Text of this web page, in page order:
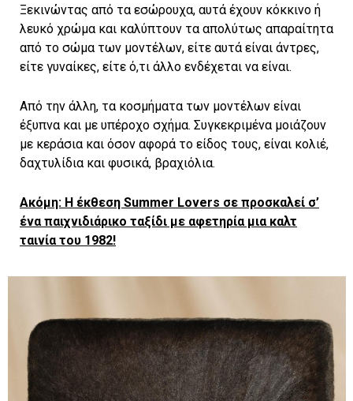
Ξεκινώντας από τα εσώρουχα, αυτά έχουν κόκκινο ή
λευκό χρώμα και καλύπτουν τα απολύτως απαραίτητα
από το σώμα των μοντέλων, είτε αυτά είναι άντρες,
είτε γυναίκες, είτε ό,τι άλλο ενδέχεται να είναι.
Από την άλλη, τα κοσμήματα των μοντέλων είναι
έξυπνα και με υπέροχο σχήμα. Συγκεκριμένα μοιάζουν
με κεράσια και όσον αφορά το είδος τους, είναι κολιέ,
δαχτυλίδια και φυσικά, βραχιόλια.
Aκόμη: H έκθεση Summer Lovers σε προσκαλεί σ’
ένα παιχνιδιάρικο ταξίδι με αφετηρία μια καλτ
ταινία του 1982!